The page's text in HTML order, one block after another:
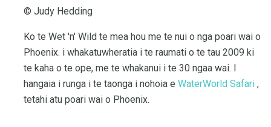
© Judy Hedding
Ko te Wet 'n' Wild te mea hou me te nui o nga poari wai o
Phoenix. i whakatuwheratia i te raumati o te tau 2009 ki
te kaha o te ope, me te whakanui i te 30 ngaa wai. I
hangaia i runga i te taonga i nohoia e WaterWorld Safari ,
tetahi atu poari wai o Phoenix.